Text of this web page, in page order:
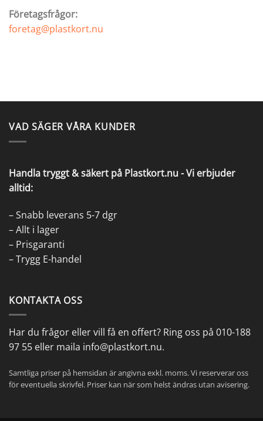
Företagsfrågor:
foretag@plastkort.nu
VAD SÄGER VÅRA KUNDER
Handla tryggt & säkert på Plastkort.nu - Vi erbjuder
alltid:
– Snabb leverans 5-7 dgr
– Allt i lager
– Prisgaranti
– Trygg E-handel
KONTAKTA OSS
Har du frågor eller vill få en offert? Ring oss på 010-188
97 55 eller maila info@plastkort.nu.
Samtliga priser på hemsidan är angivna exkl. moms. Vi reserverar oss
för eventuella skrivfel. Priser kan när som helst ändras utan avisering.